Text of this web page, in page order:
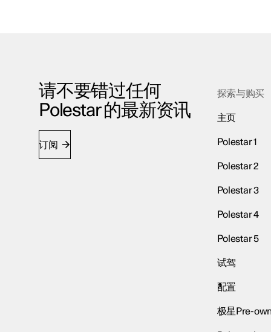
请不要错过任何
Polestar 的最新资讯
订阅
探索与购买
主页
Polestar 1
Polestar 2
Polestar 3
Polestar 4
Polestar 5
试驾
配置
极星Pre-